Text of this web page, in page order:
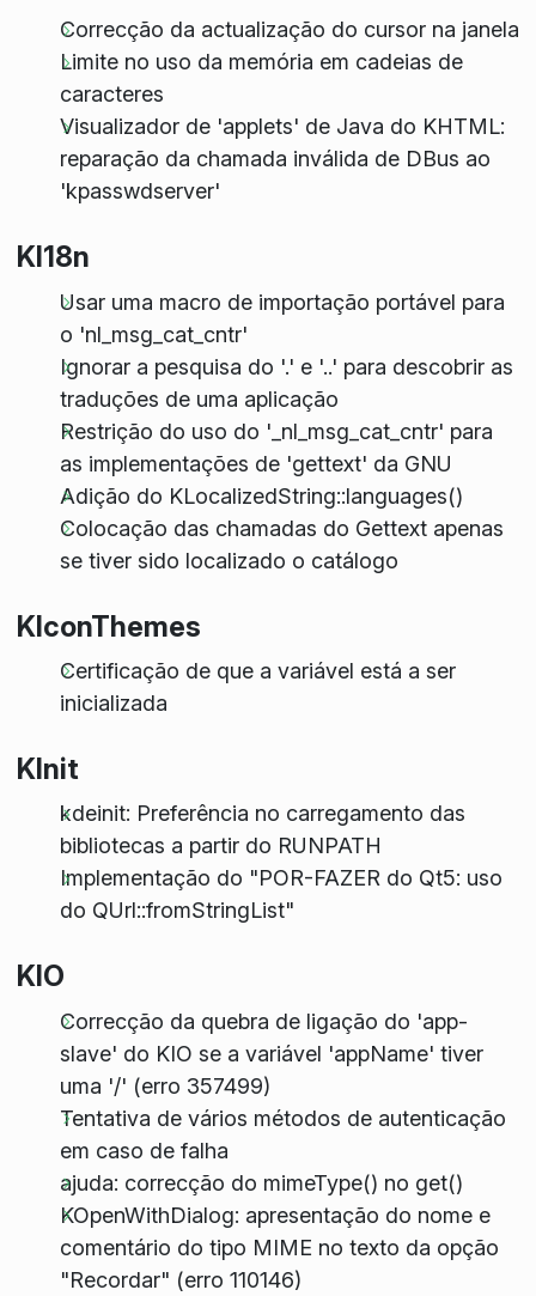
Correcção da actualização do cursor na janela
Limite no uso da memória em cadeias de
caracteres
Visualizador de 'applets' de Java do KHTML:
reparação da chamada inválida de DBus ao
'kpasswdserver'
KI18n
Usar uma macro de importação portável para
o 'nl_msg_cat_cntr'
Ignorar a pesquisa do '.' e '..' para descobrir as
traduções de uma aplicação
Restrição do uso do '_nl_msg_cat_cntr' para
as implementações de 'gettext' da GNU
Adição do KLocalizedString::languages()
Colocação das chamadas do Gettext apenas
se tiver sido localizado o catálogo
KIconThemes
Certificação de que a variável está a ser
inicializada
KInit
kdeinit: Preferência no carregamento das
bibliotecas a partir do RUNPATH
Implementação do "POR-FAZER do Qt5: uso
do QUrl::fromStringList"
KIO
Correcção da quebra de ligação do 'app-
slave' do KIO se a variável 'appName' tiver
uma '/' (erro 357499)
Tentativa de vários métodos de autenticação
em caso de falha
ajuda: correcção do mimeType() no get()
KOpenWithDialog: apresentação do nome e
comentário do tipo MIME no texto da opção
"Recordar" (erro 110146)